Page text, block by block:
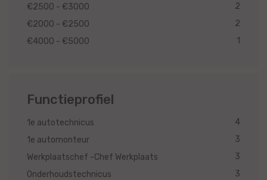
€2500 - €3000
2
€2000 - €2500
2
€4000 - €5000
1
Functieprofiel
1e autotechnicus
4
1e automonteur
3
Werkplaatschef -Chef Werkplaats
3
Onderhoudstechnicus
3